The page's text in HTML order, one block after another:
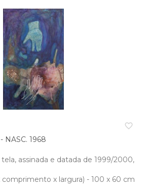
favorite_border
NASC. 1968
assinada e datada de 1999/2000,
comprimento x largura) - 100 x 60 cm